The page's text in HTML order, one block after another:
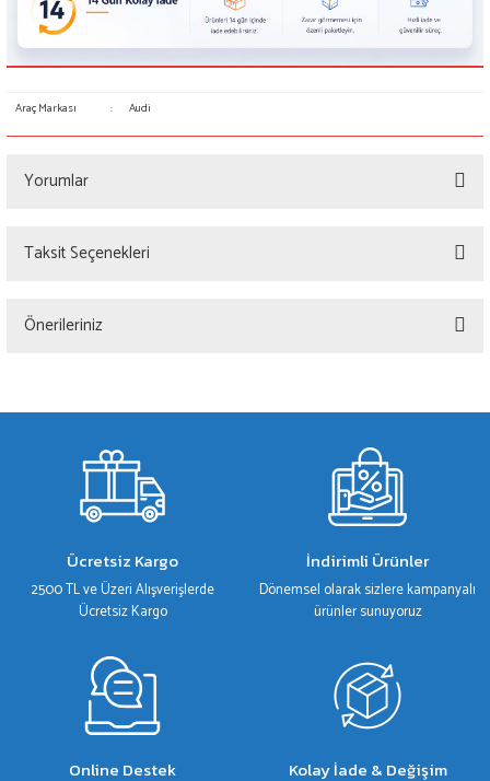
Araç Markası : Audi
Yorumlar
Taksit Seçenekleri
Önerileriniz
gördüğünüz noktaları öneri formunu kullanarak tarafımıza iletebilirsiniz.
Ürün resmi kalitesiz, bozuk veya görüntülenemiyor.
Ürün açıklamasında eksik bilgiler bulunuyor.
Ürün fiyatı diğer sitelerden daha pahalı.
Bu ürüne benzer farklı alternatifler olmalı.
Ücretsiz Kargo
2500 TL ve Üzeri Alışverişlerde
Ücretsiz Kargo
İndirimli Ürünler
Dönemsel olarak sizlere kampanyalı
ürünler sunuyoruz
Online Destek Kolay İade & Değişim